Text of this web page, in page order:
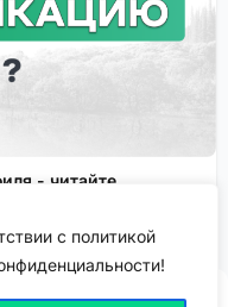
с политикой
- читайте